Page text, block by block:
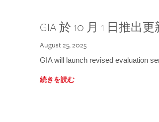
GIA 於 10 月 1 日推出
August 25, 2025
GIA will launch revised evaluation
続きを読む